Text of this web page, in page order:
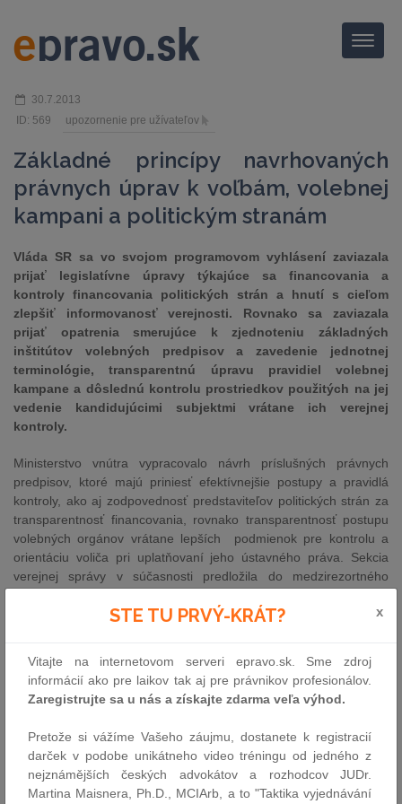
Menu
30.7.2013
ID: 569
upozornenie pre užívateľov
Základné princípy navrhovaných
právnych úprav k voľbám, volebnej
kampani a politickým stranám
Vláda SR sa vo svojom programovom vyhlásení zaviazala
prijať legislatívne úpravy týkajúce sa financovania a
kontroly financovania politických strán a hnutí s cieľom
zlepšiť informovanosť verejnosti. Rovnako sa zaviazala
prijať opatrenia smerujúce k zjednoteniu základných
inštitútov volebných predpisov a zavedenie jednotnej
terminológie, transparentnú úpravu pravidiel volebnej
kampane a dôslednú kontrolu prostriedkov použitých na jej
vedenie kandidujúcimi subjektmi vrátane ich verejnej
kontroly.
Ministerstvo vnútra vypracovalo návrh príslušných právnych
predpisov, ktoré majú priniesť efektívnejšie postupy a pravidlá
kontroly, ako aj zodpovednosť predstaviteľov politických strán za
transparentnosť financovania, rovnako transparentnosť postupu
volebných orgánov vrátane lepších podmienok pre kontrolu a
orientáciu voliča pri uplatňovaní jeho ústavného práva. Sekcia
verejnej správy v súčasnosti predložila do medzirezortného
výkonu volebného práva, vedenia volebnej kampane a
politických stranách a politických hnutiach a návrh zákona zákona
o podmienkach výkonu volebného práva a o zmene Občianskeho
súdneho poriadku.
Základné informácie, princípy a navrhované zmeny zákonov v
skratke:
Zákon o volebnej kampani
STE TU PRVÝ-KRÁT? x
Vitajte na internetovom serveri epravo.sk. Sme zdroj
informácií ako pre laikov tak aj pre právnikov profesionálov.
Zaregistrujte sa u nás a získajte zdarma veľa výhod.
Pretože si vážíme Vašeho záujmu, dostanete k registracií
darček v podobe unikátneho video tréningu od jedného z
nejznámějších českých advokátov a rozhodcov JUDr.
Martina Maisnera, Ph.D., MCIArb, a to "Taktika vyjednávání